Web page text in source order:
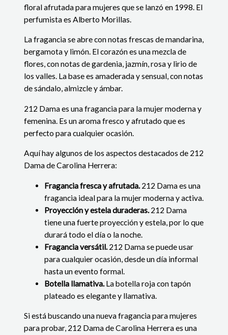
floral afrutada para mujeres que se lanzó en 1998. El
perfumista es Alberto Morillas.
La fragancia se abre con notas frescas de mandarina,
bergamota y limón. El corazón es una mezcla de
flores, con notas de gardenia, jazmín, rosa y lirio de
los valles. La base es amaderada y sensual, con notas
de sándalo, almizcle y ámbar.
212 Dama es una fragancia para la mujer moderna y
femenina. Es un aroma fresco y afrutado que es
perfecto para cualquier ocasión.
Aquí hay algunos de los aspectos destacados de 212
Dama de Carolina Herrera:
Fragancia fresca y afrutada.212 Dama es una
fragancia ideal para la mujer moderna y activa.
Proyección y estela duraderas.212 Dama
tiene una fuerte proyección y estela, por lo que
durará todo el día o la noche.
Fragancia versátil.212 Dama se puede usar
para cualquier ocasión, desde un día informal
hasta un evento formal.
Botella llamativa.La botella roja con tapón
plateado es elegante y llamativa.
Si está buscando una nueva fragancia para mujeres
para probar, 212 Dama de Carolina Herrera es una